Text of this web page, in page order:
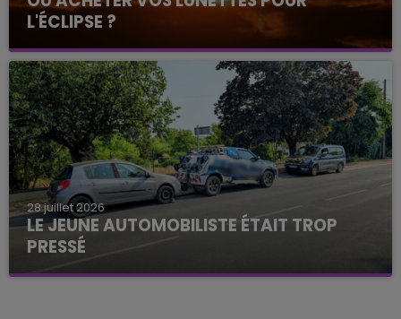
L'ÉCLIPSE ?
28 juillet 2026
LE JEUNE AUTOMOBILISTE ÉTAIT TROP
PRESSÉ